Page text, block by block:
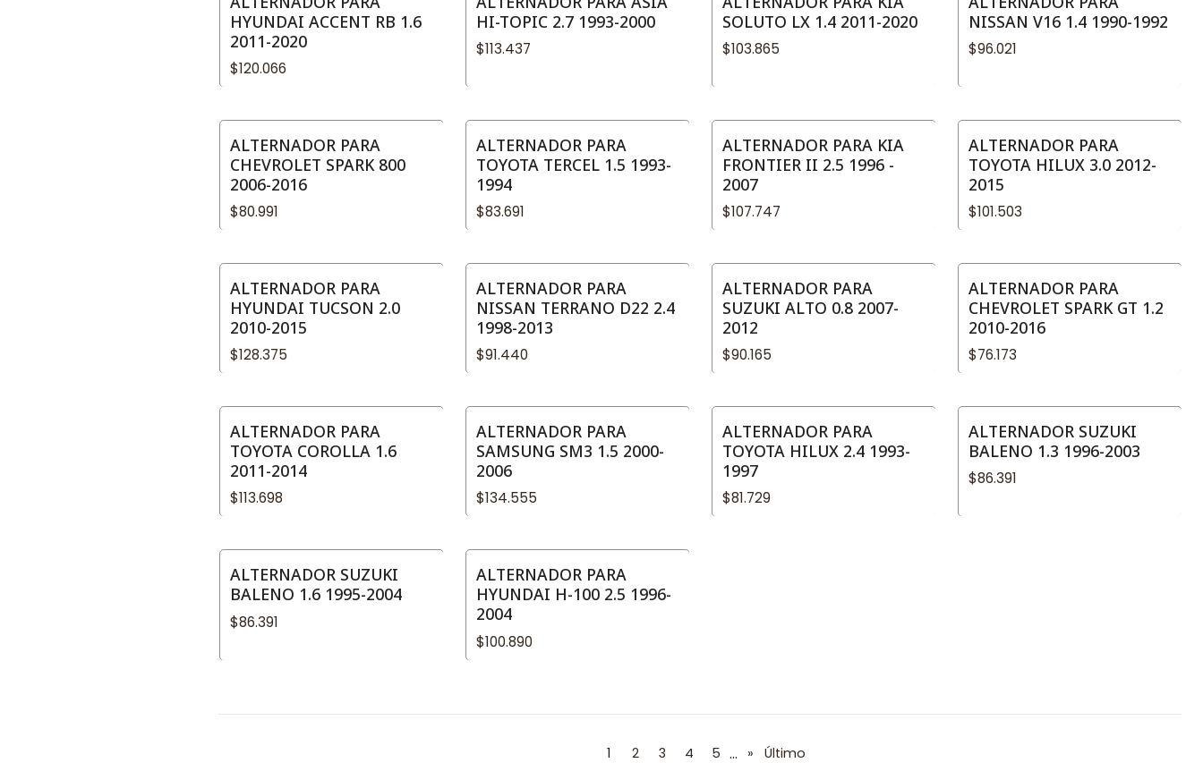
HYUNDAI ACCENT RB 1.6
2011-2020
$120.066
HI-TOPIC 2.7 1993-2000
$113.437
SOLUTO LX 1.4 2011-2020
$103.865
NISSAN V16 1.4 1990-1992
$96.021
ALTERNADOR PARA
CHEVROLET SPARK 800
2006-2016
$80.991
ALTERNADOR PARA
TOYOTA TERCEL 1.5 1993-
1994
$83.691
ALTERNADOR PARA KIA
FRONTIER II 2.5 1996 -
2007
$107.747
ALTERNADOR PARA
TOYOTA HILUX 3.0 2012-
2015
$101.503
ALTERNADOR PARA
HYUNDAI TUCSON 2.0
2010-2015
$128.375
ALTERNADOR PARA
NISSAN TERRANO D22 2.4
1998-2013
$91.440
ALTERNADOR PARA
SUZUKI ALTO 0.8 2007-
2012
$90.165
ALTERNADOR PARA
CHEVROLET SPARK GT 1.2
2010-2016
$76.173
ALTERNADOR PARA
TOYOTA COROLLA 1.6
2011-2014
$113.698
ALTERNADOR PARA
SAMSUNG SM3 1.5 2000-
2006
$134.555
ALTERNADOR PARA
TOYOTA HILUX 2.4 1993-
1997
$81.729
ALTERNADOR SUZUKI
BALENO 1.3 1996-2003
$86.391
ALTERNADOR SUZUKI
BALENO 1.6 1995-2004
$86.391
ALTERNADOR PARA
HYUNDAI H-100 2.5 1996-
2004
$100.890
1 2 3 4 5 ... » Último